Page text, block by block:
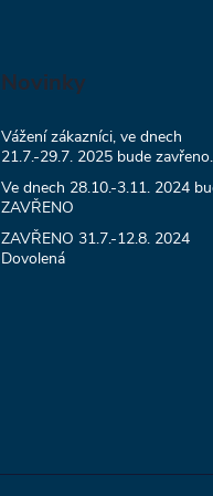
Novinky
Vážení zákazníci, ve dnech
21.7.-29.7. 2025 bude zavřeno.
Ve dnech 28.10.-3.11. 2024
ZAVŘENO
ZAVŘENO 31.7.-12.8. 2024
Dovolená